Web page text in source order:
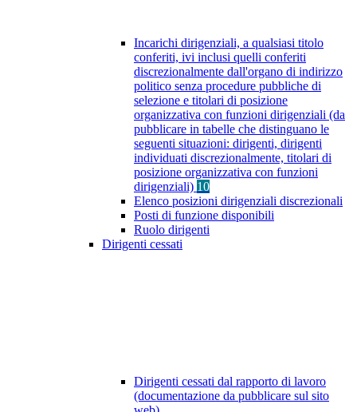
Incarichi dirigenziali, a qualsiasi titolo
conferiti, ivi inclusi quelli conferiti
discrezionalmente dall'organo di indirizzo
politico senza procedure pubbliche di
selezione e titolari di posizione
organizzativa con funzioni dirigenziali (da
pubblicare in tabelle che distinguano le
seguenti situazioni: dirigenti, dirigenti
individuati discrezionalmente, titolari di
posizione organizzativa con funzioni
dirigenziali) 10
Elenco posizioni dirigenziali discrezionali
Posti di funzione disponibili
Ruolo dirigenti
Dirigenti cessati
Dirigenti cessati dal rapporto di lavoro
(documentazione da pubblicare sul sito